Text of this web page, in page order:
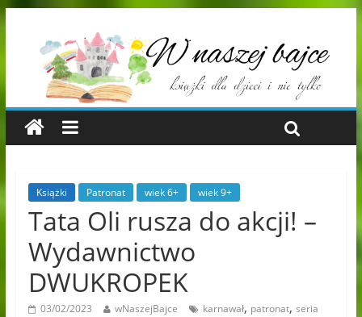
Książki Patronat wiek 6+ wiek 9+
Tata Oli rusza do akcji! –
Wydawnictwo
DWUKROPEK
03/02/2023 wNaszejBajce karnawał, patronat, seria